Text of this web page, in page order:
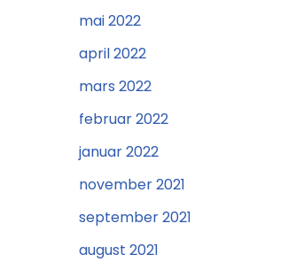
mai 2022
april 2022
mars 2022
februar 2022
januar 2022
november 2021
september 2021
august 2021